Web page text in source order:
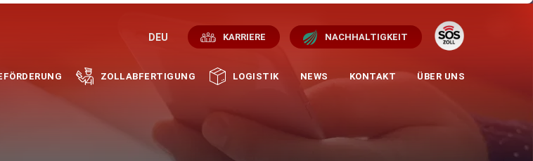
DEU KARRIERE NACHHALTIGKEIT
ZOLLABFERTIGUNG LOGISTIK NEWS KONTAKT ÜBER UNS